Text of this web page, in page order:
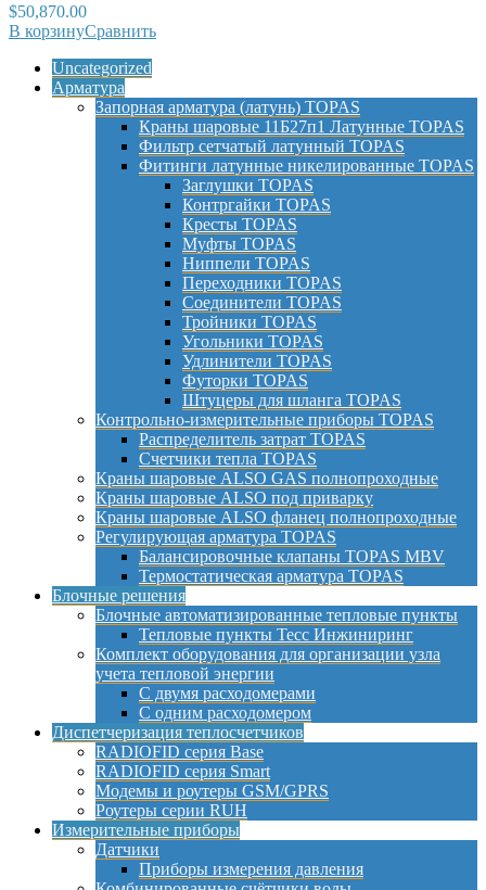
$50,870.00
В корзинуСравнить
Uncategorized
Арматура
Запорная арматура (латунь) TOPAS
Краны шаровые 11Б27п1 Латунные TOPAS
Фильтр сетчатый латунный TOPAS
Фитинги латунные никелированные TOPAS
Заглушки TOPAS
Контргайки TOPAS
Кресты TOPAS
Муфты TOPAS
Ниппели TOPAS
Переходники TOPAS
Соединители TOPAS
Тройники TOPAS
Угольники TOPAS
Удлинители TOPAS
Футорки TOPAS
Штуцеры для шланга TOPAS
Контрольно-измерительные приборы TOPAS
Распределитель затрат TOPAS
Счетчики тепла TOPAS
Краны шаровые ALSO GAS полнопроходные
Краны шаровые ALSO под приварку
Краны шаровые ALSO фланец полнопроходные
Регулирующая арматура TOPAS
Балансировочные клапаны TOPAS MBV
Термостатическая арматура TOPAS
Блочные решения
Блочные автоматизированные тепловые пункты
Тепловые пункты Тесс Инжиниринг
Комплект оборудования для организации узла
учета тепловой энергии
С двумя расходомерами
С одним расходомером
Диспетчеризация теплосчетчиков
RADIOFID серия Base
RADIOFID серия Smart
Модемы и роутеры GSM/GPRS
Роутеры серии RUH
Измерительные приборы
Датчики
Приборы измерения давления